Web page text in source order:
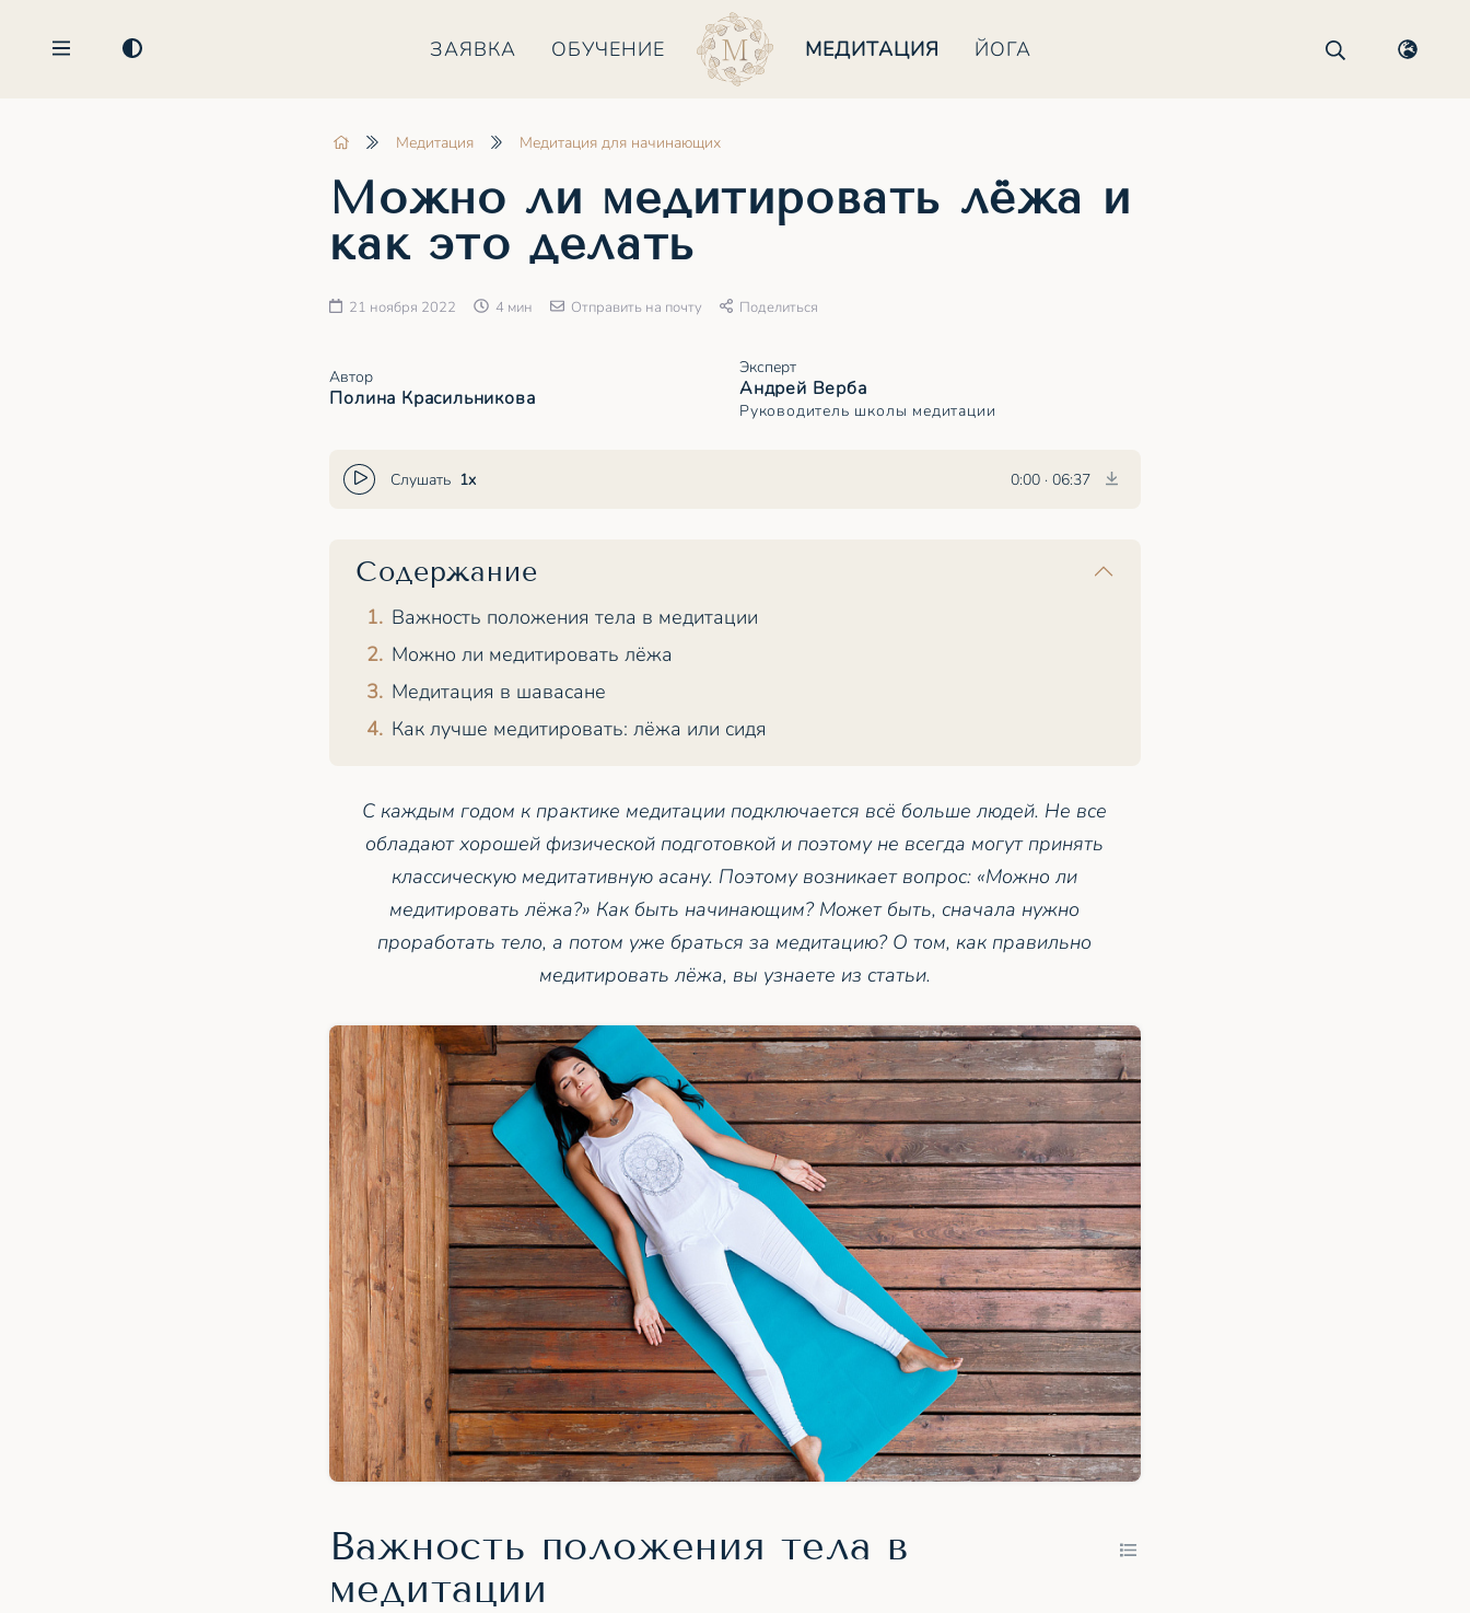
ЗАЯВКА ОБУЧЕНИЕ МЕДИТАЦИЯ ЙОГА
Медитация Медитация для начинающих
Можно ли медитировать лёжа и
как это делать
21 ноября 2022 4 мин Отправить на почту Поделиться
Автор
Полина Красильникова
Эксперт
Андрей Верба
Руководитель школы медитации
Слушать 1x 0:00 · 06:37
Содержание
Важность положения тела в медитации
Можно ли медитировать лёжа
Медитация в шавасане
Как лучше медитировать: лёжа или сидя
С каждым годом к практике медитации подключается всё больше людей. Не все
обладают хорошей физической подготовкой и поэтому не всегда могут принять
классическую медитативную асану. Поэтому возникает вопрос: «Можно ли
медитировать лёжа?» Как быть начинающим? Может быть, сначала нужно
проработать тело, а потом уже браться за медитацию? О том, как правильно
медитировать лёжа, вы узнаете из статьи.
Важность положения тела в
медитации